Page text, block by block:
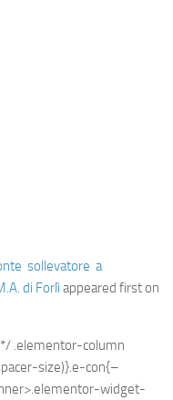
sollevatore a
di Forlìappeared first on
.elementor-column
size)}.e-con{–
widget-